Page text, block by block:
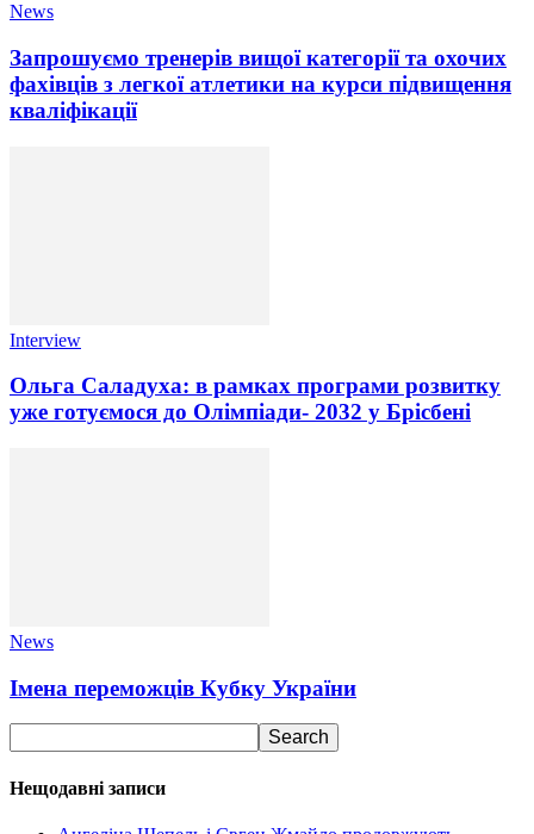
News
Запрошуємо тренерів вищої категорії та охочих
фахівців з легкої атлетики на курси підвищення
кваліфікації
Interview
Ольга Саладуха: в рамках програми розвитку
уже готуємося до Олімпіади- 2032 у Брісбені
News
Імена переможців Кубку України
Нещодавні записи